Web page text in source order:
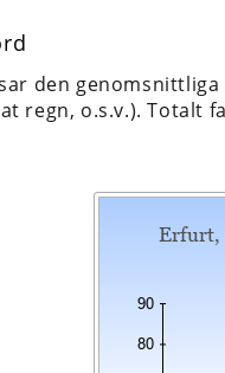
den
regn, o.s.v.). Totalt